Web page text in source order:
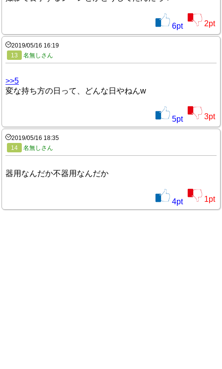
6pt 2pt
2019/05/16 16:19
13
名無しさん
>>5
変な持ち方の日って、どんな日やねんw
5pt 3pt
2019/05/16 18:35
14
名無しさん
器用なんだか不器用なんだか
4pt 1pt